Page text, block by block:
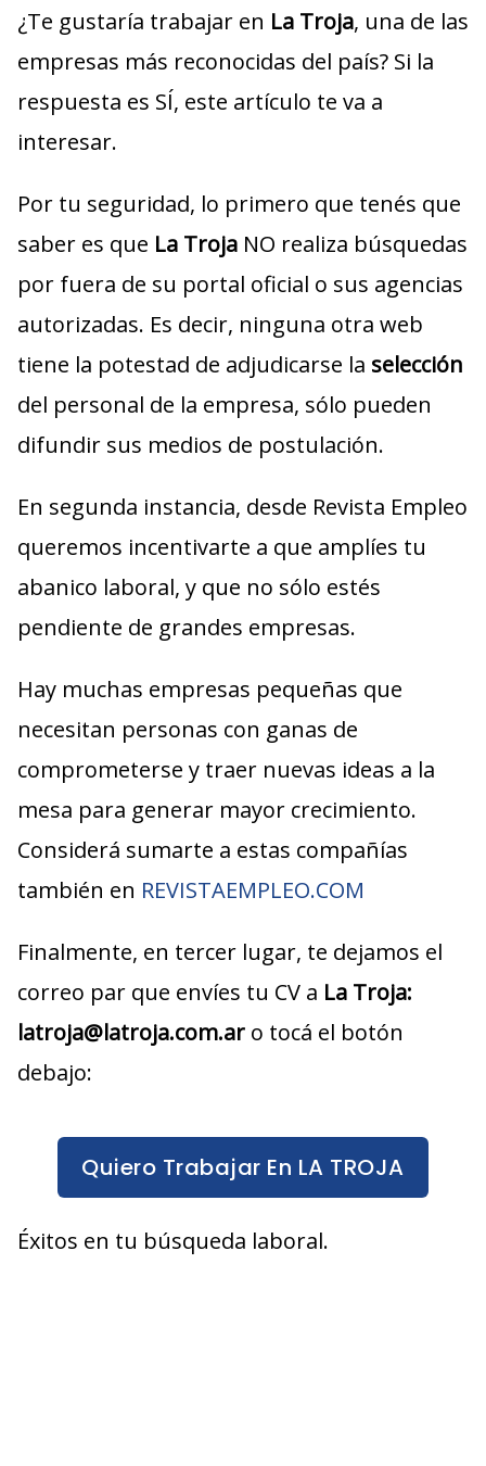
¿Te gustaría trabajar en La Troja, una de las
empresas más reconocidas del país? Si la
respuesta es SÍ, este artículo te va a
interesar.
Por tu seguridad, lo primero que tenés que
saber es que La Troja NO realiza búsquedas
por fuera de su portal oficial o sus agencias
autorizadas. Es decir, ninguna otra web
tiene la potestad de adjudicarse la selección
del personal de la empresa, sólo pueden
difundir sus medios de postulación.
En segunda instancia, desde Revista Empleo
queremos incentivarte a que amplíes tu
abanico laboral, y que no sólo estés
pendiente de grandes empresas.
Hay muchas empresas pequeñas que
necesitan personas con ganas de
comprometerse y traer nuevas ideas a la
mesa para generar mayor crecimiento.
Considerá sumarte a estas compañías
también en REVISTAEMPLEO.COM
Finalmente, en tercer lugar, te dejamos el
correo par que envíes tu CV a La Troja:
latroja@latroja.com.ar o tocá el botón
debajo:
Quiero Trabajar En LA TROJA
Éxitos en tu búsqueda laboral.